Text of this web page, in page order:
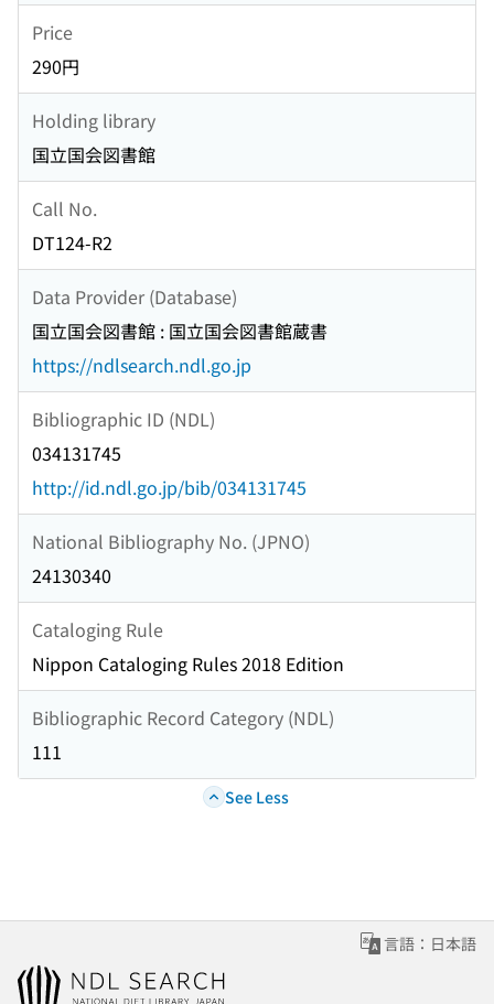
Price
290円
Holding library
国立国会図書館
Call No.
DT124-R2
Data Provider (Database)
国立国会図書館 : 国立国会図書館蔵書
https://ndlsearch.ndl.go.jp
Bibliographic ID (NDL)
034131745
http://id.ndl.go.jp/bib/034131745
National Bibliography No. (JPNO)
24130340
Cataloging Rule
Nippon Cataloging Rules 2018 Edition
Bibliographic Record Category (NDL)
111
See Less
言語：日本語